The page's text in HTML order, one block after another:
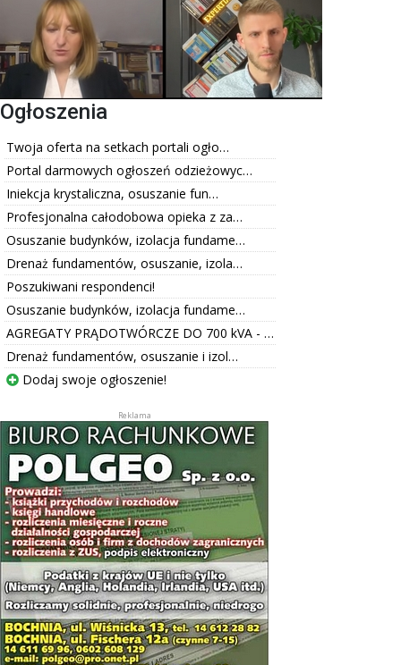
Ogłoszenia
Twoja oferta na setkach portali ogło…
Portal darmowych ogłoszeń odzieżowyc…
Iniekcja krystaliczna, osuszanie fun…
Profesjonalna całodobowa opieka z za…
Osuszanie budynków, izolacja fundame…
Drenaż fundamentów, osuszanie, izola…
Poszukiwani respondenci!
Osuszanie budynków, izolacja fundame…
AGREGATY PRĄDOTWÓRCZE DO 700 kVA - …
Drenaż fundamentów, osuszanie i izol…
Dodaj swoje ogłoszenie!